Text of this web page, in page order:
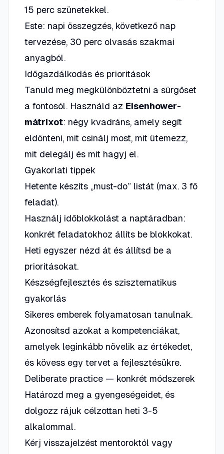
15 perc szünetekkel.
Este: napi összegzés, következő nap
tervezése, 30 perc olvasás szakmai
anyagból.
Időgazdálkodás és prioritások
Tanuld meg megkülönböztetni a sürgőset
a fontosól. Használd az Eisenhower-
mátrixot: négy kvadráns, amely segít
eldönteni, mit csinálj most, mit ütemezz,
mit delegálj és mit hagyj el.
Gyakorlati tippek
Hetente készíts „must-do” listát (max. 3 fő
feladat).
Használj időblokkolást a naptáradban:
konkrét feladatokhoz állíts be blokkokat.
Heti egyszer nézd át és állítsd be a
prioritásokat.
Készségfejlesztés és szisztematikus
gyakorlás
Sikeres emberek folyamatosan tanulnak.
Azonosítsd azokat a kompetenciákat,
amelyek leginkább növelik az értékedet,
és kövess egy tervet a fejlesztésükre.
Deliberate practice — konkrét módszerek
Határozd meg a gyengeségeidet, és
dolgozz rájuk célzottan heti 3-5
alkalommal.
Kérj visszajelzést mentoroktól vagy